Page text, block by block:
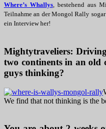
Where’s Whallys, bestehend aus
Teilnahme an der Mongol Rally
ein Interview her!
Mightytraveliers:
two continents in an old
guys thinking?
We find that not thinking is the